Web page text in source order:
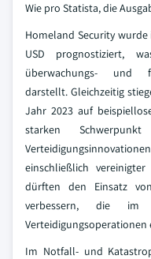
Wie pro Statista, die
Homeland Security
USD prognostiziert,
überwachungs- und
darstellt. Gleichzeitig
Jahr 2023 auf
starken
einschließlich
dürften den Einsatz
verbessern, die
Im Notfall- und